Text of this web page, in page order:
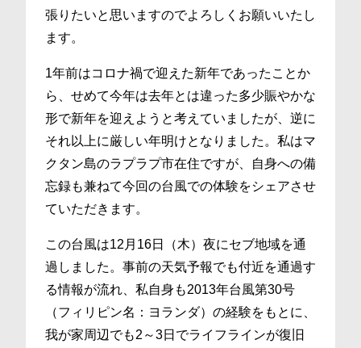
張りたいと思いますのでよろしくお願いいたし
ます。
1年前はコロナ禍で迎えた新年であったことか
ら、せめて今年は去年とは違った多少賑やかな
形で新年を迎えようと考えていましたが、逆に
それ以上に厳しい年明けとなりました。私はマ
クタン島のラプラプ市在住ですが、自身への備
忘録も兼ねて今回の台風での体験をシェアさせ
ていただきます。
この台風は12月16日（木）夜にセブ地域を通
過しました。事前の天気予報でも付近を通過す
る情報が流れ、私自身も2013年台風第30号
（フィリピン名：ヨランダ）の経験をもとに、
我が家周辺でも2～3日でライフラインが復旧